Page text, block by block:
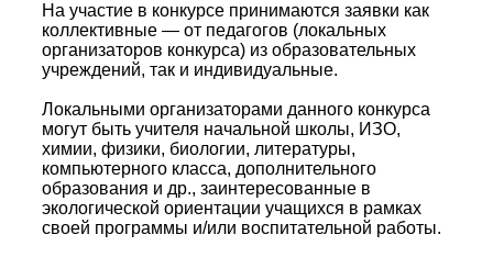
На участие в конкурсе принимаются заявки как
коллективные — от педагогов (локальных
организаторов конкурса) из образовательных
учреждений, так и индивидуальные.
Локальными организаторами данного конкурса
могут быть учителя начальной школы, ИЗО,
химии, физики, биологии, литературы,
компьютерного класса, дополнительного
образования и др., заинтересованные в
экологической ориентации учащихся в рамках
своей программы и/или воспитательной работы.